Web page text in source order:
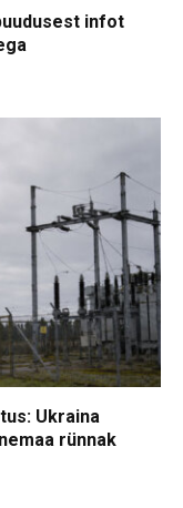
infot
Ukraina
rünnak